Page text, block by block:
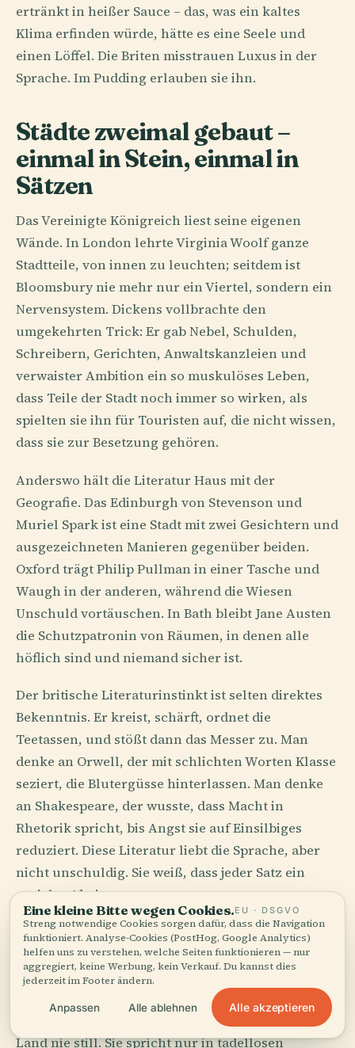
ertränkt in heißer Sauce – das, was ein kaltes
Klima erfinden würde, hätte es eine Seele und
einen Löffel. Die Briten misstrauen Luxus in der
Sprache. Im Pudding erlauben sie ihn.
Städte zweimal gebaut –
einmal in Stein, einmal in
Sätzen
Das Vereinigte Königreich liest seine eigenen
Wände. In London lehrte Virginia Woolf ganze
Stadtteile, von innen zu leuchten; seitdem ist
Bloomsbury nie mehr nur ein Viertel, sondern ein
Nervensystem. Dickens vollbrachte den
umgekehrten Trick: Er gab Nebel, Schulden,
Schreibern, Gerichten, Anwaltskanzleien und
verwaister Ambition ein so muskulöses Leben,
dass Teile der Stadt noch immer so wirken, als
spielten sie ihn für Touristen auf, die nicht wissen,
dass sie zur Besetzung gehören.
Anderswo hält die Literatur Haus mit der
Geografie. Das Edinburgh von Stevenson und
Muriel Spark ist eine Stadt mit zwei Gesichtern und
ausgezeichneten Manieren gegenüber beiden.
Oxford trägt Philip Pullman in einer Tasche und
Waugh in der anderen, während die Wiesen
Unschuld vortäuschen. In Bath bleibt Jane Austen
die Schutzpatronin von Räumen, in denen alle
höflich sind und niemand sicher ist.
Der britische Literaturinstinkt ist selten direktes
Bekenntnis. Er kreist, schärft, ordnet die
Teetassen, und stößt dann das Messer zu. Man
denke an Orwell, der mit schlichten Worten Klasse
seziert, die Blutergüsse hinterlassen. Man denke
an Shakespeare, der wusste, dass Macht in
Rhetorik spricht, bis Angst sie auf Einsilbiges
reduziert. Diese Literatur liebt die Sprache, aber
nicht unschuldig. Sie weiß, dass jeder Satz ein
sozialer Akt ist.
Deshalb verändert Lesen hier das Reisen.
Canterbury hört auf, nur Kathedralstein zu sein,
sobald Chaucers Pilger im Kopf zu drängen
beginnen. Der Weg nach Cambridge füllt sich mit
Geistern in Talaren. Eine Bibliothek ist in diesem
Land nie still. Sie spricht nur in tadellosen
Eine kleine Bitte wegen Cookies.EU · DSGVO
Streng notwendige Cookies sorgen dafür, dass die Navigation
funktioniert. Analyse-Cookies (PostHog, Google Analytics)
helfen uns zu verstehen, welche Seiten funktionieren — nur
aggregiert, keine Werbung, kein Verkauf. Du kannst dies
jederzeit im Footer ändern.
Anpassen Alle ablehnen Alle akzeptieren